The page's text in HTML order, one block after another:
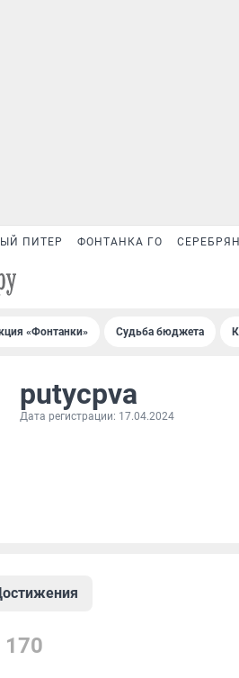
ПИТЕР ФОНТАНКА ГО
«Фонтанки» Судьба бюджета
putycpva
Дата регистрации: 17.04.2024
170